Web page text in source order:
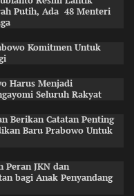
Putih, Ada 48 Menteri
Komitmen Untuk
Harus Menjadi
Seluruh Rakyat
Berikan Catatan Penting
Baru Prabowo Untuk
Peran JKN dan
bagi Anak Penyandang